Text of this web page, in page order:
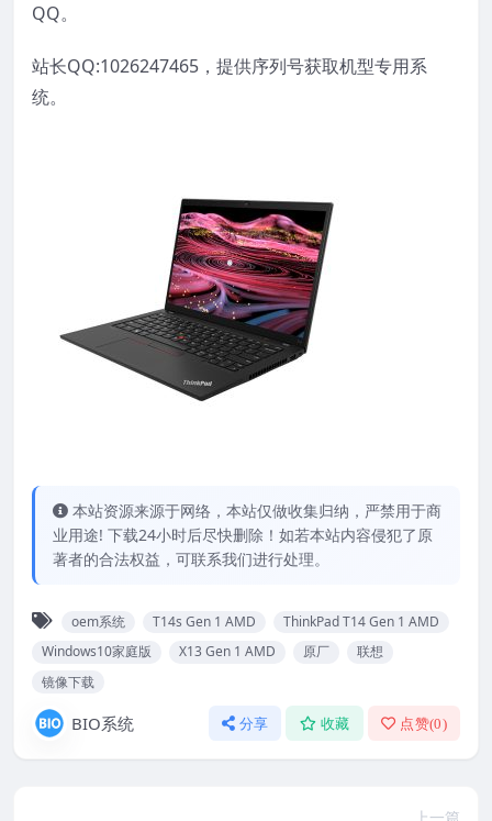
QQ。
站长QQ:1026247465，提供序列号获取机型专用系
统。
本站资源来源于网络，本站仅做收集归纳，严禁用于商
业用途! 下载24小时后尽快删除！如若本站内容侵犯了原
著者的合法权益，可联系我们进行处理。
oem系统 T14s Gen 1 AMD
ThinkPad T14 Gen 1 AMD
Windows10家庭版
X13 Gen 1 AMD 原厂
联想
镜像下载
BIO系统 分享 收藏 点赞(0)